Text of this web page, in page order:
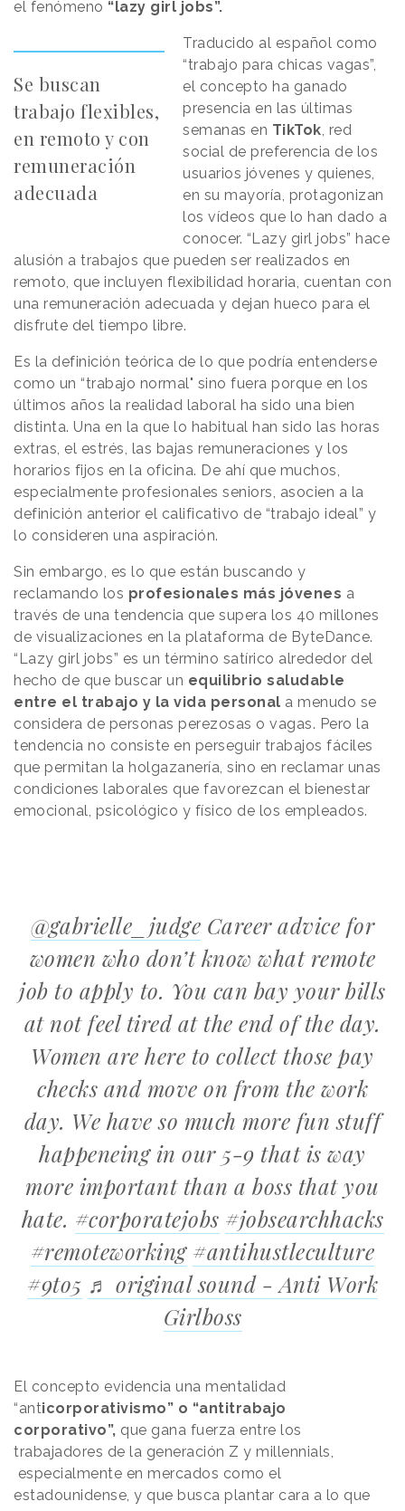
el fenómeno “lazy girl jobs”.
Se buscan
trabajo flexibles,
en remoto y con
remuneración
adecuada
Traducido al español como
“trabajo para chicas vagas”,
el concepto ha ganado
presencia en las últimas
semanas en TikTok , red
social de preferencia de los
usuarios jóvenes y quienes,
en su mayoría, protagonizan
los vídeos que lo han dado a
conocer. “Lazy girl jobs” hace
alusión a trabajos que pueden ser realizados en
remoto, que incluyen flexibilidad horaria, cuentan con
una remuneración adecuada y dejan hueco para el
disfrute del tiempo libre.
Es la definición teórica de lo que podría entenderse
como un “trabajo normal" sino fuera porque en los
últimos años la realidad laboral ha sido una bien
distinta. Una en la que lo habitual han sido las horas
extras, el estrés, las bajas remuneraciones y los
horarios fijos en la oficina. De ahí que muchos,
especialmente profesionales seniors, asocien a la
definición anterior el calificativo de “trabajo ideal” y
lo consideren una aspiración.
Sin embargo, es lo que están buscando y
reclamando los profesionales más jóvenes a
través de una tendencia que supera los 40 millones
de visualizaciones en la plataforma de ByteDance.
“Lazy girl jobs” es un término satírico alrededor del
hecho de que buscar un equilibrio saludable
entre el trabajo y la vida personal a menudo se
considera de personas perezosas o vagas. Pero la
tendencia no consiste en perseguir trabajos fáciles
que permitan la holgazanería, sino en reclamar unas
condiciones laborales que favorezcan el bienestar
emocional, psicológico y físico de los empleados.
@gabrielle_judge Career advice for
women who don’t know what remote
job to apply to. You can bay your bills
at not feel tired at the end of the day.
Women are here to collect those pay
checks and move on from the work
day. We have so much more fun stuff
happeneing in our 5-9 that is way
more important than a boss that you
hate. #corporatejobs #jobsearchhacks
#remoteworking #antihustleculture
#9to5 ♬ original sound - Anti Work
Girlboss
El concepto evidencia una mentalidad
“anticorporativismo” o “antitrabajo
corporativo”, que gana fuerza entre los
trabajadores de la generación Z y millennials,
especialmente en mercados como el
estadounidense, y que busca plantar cara a lo que